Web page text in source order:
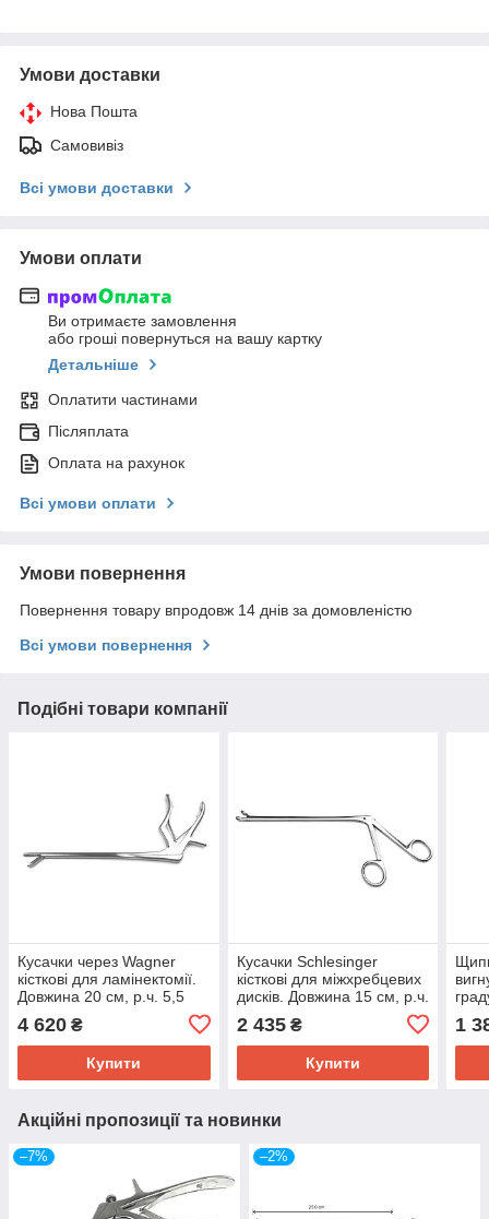
Умови доставки
Нова Пошта
Самовивіз
Всі умови доставки
Умови оплати
Ви отримаєте замовлення
або гроші повернуться на вашу картку
Детальніше
Оплатити частинами
Післяплата
Оплата на рахунок
Всі умови оплати
Умови повернення
Повернення товару впродовж 14 днів за домовленістю
Всі умови повернення
Подібні товари компанії
Кусачки через Wagner
кісткові для ламінектомії.
Довжина 20 см, р.ч. 5,5
4 620 ₴
Купити
Кусачки Schlesinger
кісткові для міжхребцевих
дисків. Довжина 15 см, р.ч.
10х2 мм SURGIWELOMED
2 435₴
Купити
1
Акційні пропозиції та новинки
–7% –2%